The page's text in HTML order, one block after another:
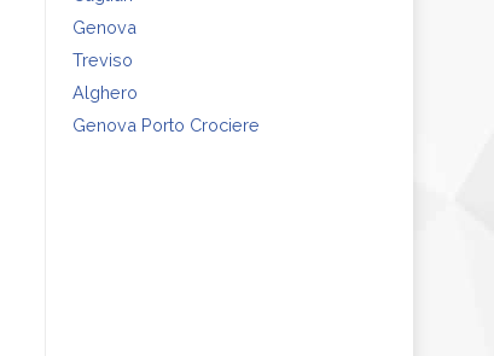
Genova
Treviso
Alghero
Genova Porto Crociere